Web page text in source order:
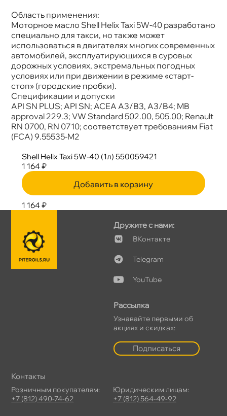
Область применения:
Моторное масло Shell Helix Taxi 5W-40 разработано
специально для такси, но также может
использоваться в двигателях многих современных
автомобилей, эксплуатирующихся в суровых
дорожных условиях, экстремальных погодных
условиях или при движении в режиме «старт-
стоп» (городские пробки).
Спецификации и допуски
API SN PLUS; API SN; ACEA A3/B3, A3/B4; MB
approval 229.3; VW Standard 502.00, 505.00; Renault
RN 0700, RN 0710; соответствует требованиям Fiat
(FCA) 9.55535-M2
Shell Helix Taxi 5W-40 (1л) 550059421
1 164 ₽
Добавить в корзину
1 164 ₽
Дружите с нами:
Контакте
Telegram
YouTube
Рассылка
Узнавайте первыми о
акциях и скидках:
Подписаться
Контакты
Розничным покупателям:
+7 (812) 490-74-62
Юридическим лицам:
+7 (812) 564-49-92